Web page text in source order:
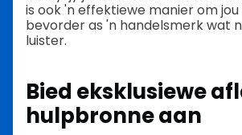
is ook 'n effektiewe manier om
bevorder as 'n handelsmerk wat
luister.
Bied eksklusiewe
hulpbronne aan